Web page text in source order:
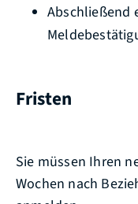
Abschließend
Fristen
Sie müssen Ihren
Wochen nach